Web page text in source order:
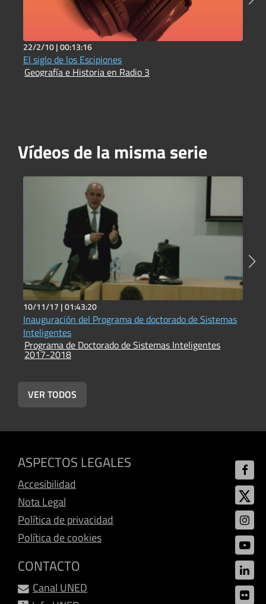
22/2/10 |00:13:16
El siglo de los Escipiones
Geografía e Historia en Radio 3
Vídeos de la misma serie
10/11/17 |01:43:20
Inauguración del Programa de doctorado de Sistemas
Inteligentes
Programa de Doctorado de Sistemas Inteligentes
2017-2018
VER TODOS
ASPECTOS LEGALES
Accesibilidad
Nota Legal
Política de privacidad
Política de cookies
CONTACTO
Canal UNED